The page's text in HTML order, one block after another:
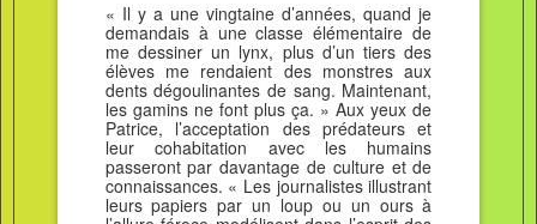
« Il y a une vingtaine d’années, quand je
demandais à une classe élémentaire de
me dessiner un lynx, plus d’un tiers des
élèves me rendaient des monstres aux
dents dégoulinantes de sang. Maintenant,
les gamins ne font plus ça. » Aux yeux de
Patrice, l’acceptation des prédateurs et
leur cohabitation avec les humains
passeront par davantage de culture et de
connaissances. « Les journalistes illustrant
leurs papiers par un loup ou un ours à